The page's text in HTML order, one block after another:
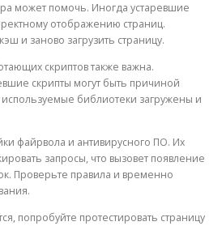
может помочь. Иногда устаревшие
отображению страниц.
и заново загрузить страницу.
скриптов также важна.
скрипты могут быть причиной
используемые библиотеки загружены и
файрвола и антивирусного ПО. Их
запросы, что вызовет появление
Проверьте правила и временно
попробуйте протестировать страницу